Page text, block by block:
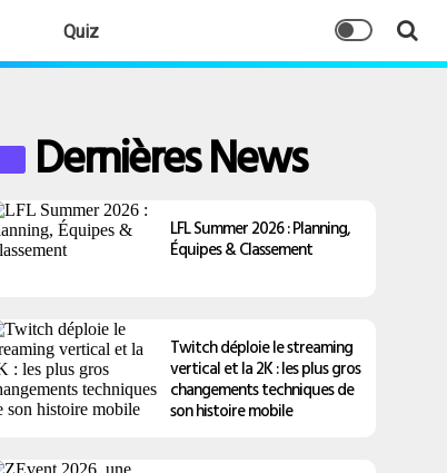
Quiz
Dernières News
LFL Summer 2026 : Planning,
Équipes & Classement
Twitch déploie le streaming
vertical et la 2K : les plus gros
changements techniques de
son histoire mobile